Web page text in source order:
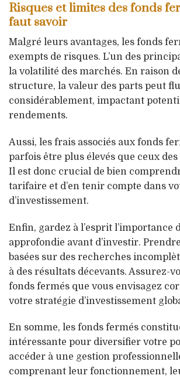
Risques et limites des fonds
faut savoir
Malgré leurs avantages, les fonds
exempts de risques. L’un des
la volatilité des marchés. En raison
structure, la valeur des parts peut
considérablement, impactant
rendements.
Aussi, les frais associés aux fonds
parfois être plus élevés que ceux
Il est donc crucial de bien
tarifaire et d’en tenir compte dans
d’investissement.
Enfin, gardez à l’esprit l’importance
approfondie avant d’investir.
basées sur des recherches
à des résultats décevants. Assurez-
fonds fermés que vous envisagez
votre stratégie d’investissement
En somme, les fonds fermés
intéressante pour diversifier votre
accéder à une gestion
comprenant leur fonctionnement,